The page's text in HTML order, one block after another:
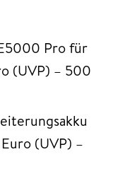
Pro für
(UVP) – 500
(UVP) –